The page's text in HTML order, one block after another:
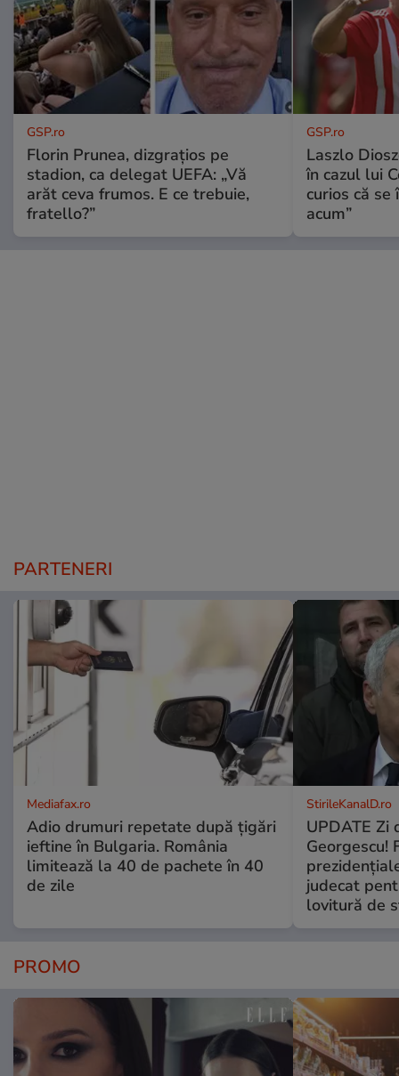
GSP.ro
Florin Prunea, dizgrațios pe
stadion, ca delegat UEFA: „Vă
arăt ceva frumos. E ce trebuie,
fratello?”
GSP.ro
Laszlo
în cazul lui
curios că
acum”
PARTENERI
Mediafax.ro
Adio drumuri repetate după țigări
ieftine în Bulgaria. România
limitează la 40 de pachete în 40
de zile
StirileKanalD.ro
UPDATE Zi
Georgescu!
judecat
lovitură de
PROMO